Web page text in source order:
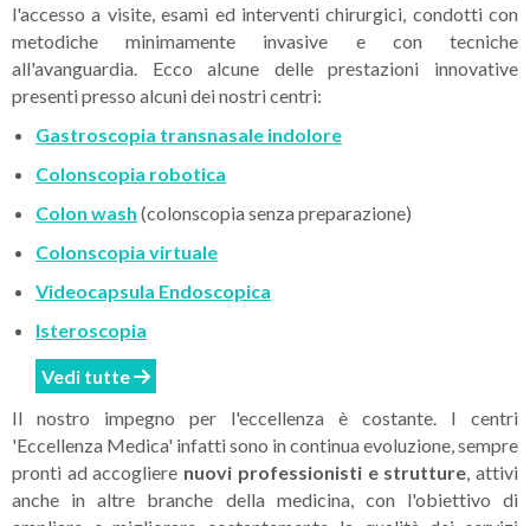
l'accesso a visite, esami ed interventi chirurgici, condotti con
metodiche minimamente invasive e con tecniche
all'avanguardia. Ecco alcune delle prestazioni innovative
presenti presso alcuni dei nostri centri:
Gastroscopia transnasale indolore
Colonscopia robotica
Colon wash (colonscopia senza preparazione)
Colonscopia virtuale
Videocapsula Endoscopica
Isteroscopia
Vedi tutte
Il nostro impegno per l'eccellenza è costante. I centri
'Eccellenza Medica' infatti sono in continua evoluzione, sempre
pronti ad accogliere nuovi professionisti e strutture, attivi
anche in altre branche della medicina, con l'obiettivo di